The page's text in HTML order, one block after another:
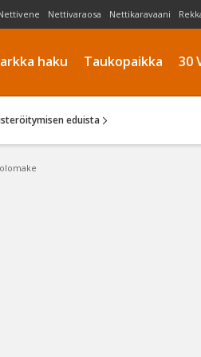
Nettivaraosa Nettikaravaani
haku Taukopaikka 30
eduista